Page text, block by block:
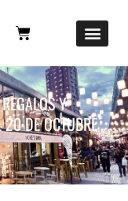
Y
20 DE OCTUBRE